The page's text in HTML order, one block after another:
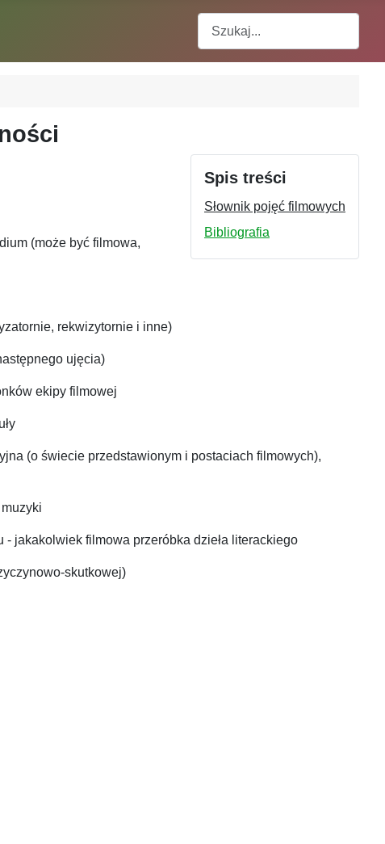
Spis treści
Słownik pojęć filmowych
Bibliografia
(może być filmowa,
rekwizytornie i inne)
ujęcia)
ekipy filmowej
(o świecie przedstawionym i postaciach filmowych),
jakakolwiek filmowa przeróbka dzieła literackiego
skutkowej)